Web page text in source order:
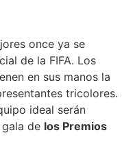
once ya se
de la FIFA. Los
en sus manos la
tricolores.
ideal serán
de los Premios